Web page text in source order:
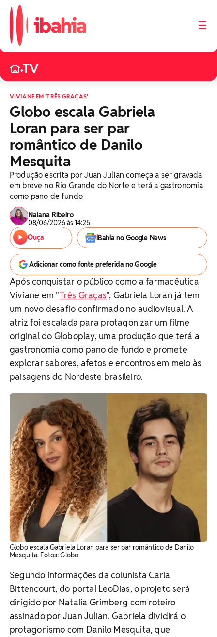
☰
•TV
VIVIANE EM 'TRÊS GRAÇAS'
Globo escala Gabriela
Loran para ser par
romântico de Danilo
Mesquita
Produção escrita por Juan Julian começa a ser gravada
em breve no Rio Grande do Norte e terá a gastronomia
como pano de fundo
Naiana Ribeiro
08/06/2026 às 14:25
Ouça
iBahia no Google News
Adicionar como fonte preferida no Google
Após conquistar o público como a farmacêutica
Viviane em "Três Graças", Gabriela Loran já tem
um novo desafio confirmado no audiovisual. A
atriz foi escalada para protagonizar um filme
original do Globoplay, uma produção que terá a
gastronomia como pano de fundo e promete
explorar sabores, afetos e encontros em meio às
paisagens do Nordeste brasileiro.
Globo escala Gabriela Loran para ser par romântico de Danilo
Mesquita. Fotos: Globo
Segundo informações da colunista Carla
Bittencourt, do portal LeoDias, o projeto será
dirigido por Natalia Grimberg com roteiro
assinado por Juan Julian. Gabriela dividirá o
protagonismo com Danilo Mesquita, que